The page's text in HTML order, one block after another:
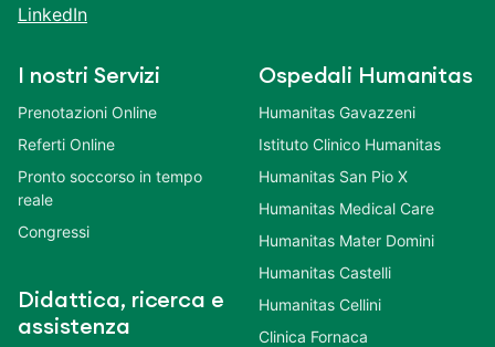
LinkedIn
I nostri Servizi
Prenotazioni Online
Referti Online
Pronto soccorso in tempo
reale
Congressi
Didattica, ricerca e
assistenza
Ospedali Humanitas
Humanitas Gavazzeni
Istituto Clinico Humanitas
Humanitas San Pio X
Humanitas Medical Care
Humanitas Mater Domini
Humanitas Castelli
Humanitas Cellini
Clinica Fornaca